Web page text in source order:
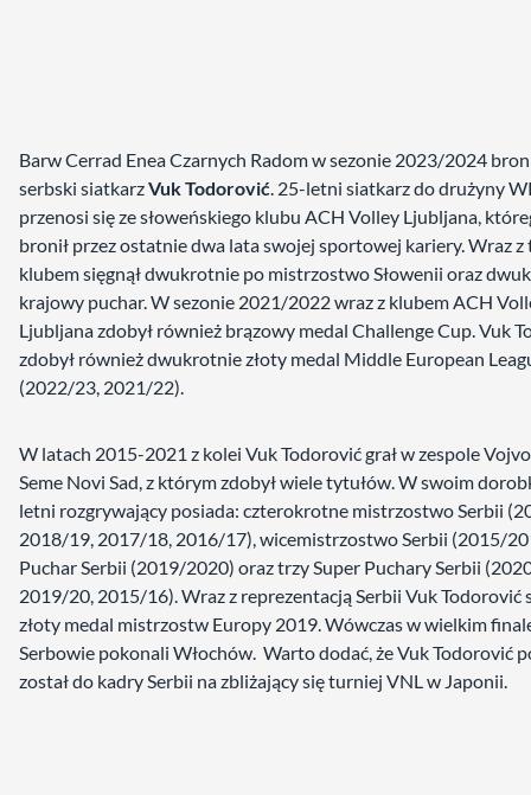
Barw Cerrad Enea Czarnych Radom w sezonie 2023/2024
serbski siatkarzVuk Todorović. 25-letni siatkarz do drużyny
przenosi się ze słoweńskiego klubu ACH Volley Ljubljana,
bronił przez ostatnie dwa lata swojej sportowej kariery. Wraz z
klubem sięgnął dwukrotnie po mistrzostwo Słowenii oraz
krajowy puchar. W sezonie 2021/2022 wraz z klubem ACH
Ljubljana zdobył również brązowy medal Challenge Cup. Vuk
zdobył również dwukrotnie złoty medal Middle European
(2022/23, 2021/22).
W latach 2015-2021 z kolei Vuk Todorović grał w zespole
Seme Novi Sad, z którym zdobył wiele tytułów. W swoim
letni rozgrywający posiada: czterokrotne mistrzostwo Serbii
2018/19, 2017/18, 2016/17), wicemistrzostwo Serbii (2015/
Puchar Serbii (2019/2020) oraz trzy Super Puchary Serbii
2019/20, 2015/16). Wraz z reprezentacją Serbii Vuk Todorović
złoty medal mistrzostw Europy 2019. Wówczas w wielkim
Serbowie pokonali Włochów. Warto dodać, że Vuk Todorović
został do kadry Serbii na zbliżający się turniej VNL w Japonii.